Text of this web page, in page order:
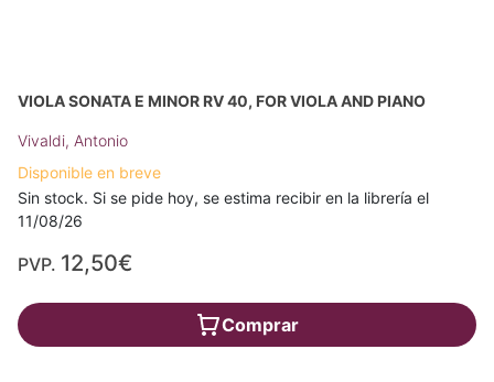
VIOLA SONATA E MINOR RV 40, FOR VIOLA AND PIANO
Vivaldi, Antonio
Disponible en breve
Sin stock. Si se pide hoy, se estima recibir en la librería el
11/08/26
PVP. 12,50€
Comprar